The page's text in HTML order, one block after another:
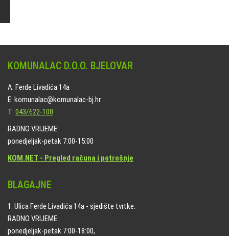
KOMUNALAC D.O.O. BJELOVAR
A: Ferde Livadića 14a
E: komunalac@komunalac-bj.hr
T: 043/622-100
RADNO VRIJEME:
ponedjeljak-petak 7:00-15:00
KOM.NET - Pregled računa i potrošnje
BLAGAJNE
1. Ulica Ferde Livadića 14a - sjedište tvrtke:
RADNO VRIJEME:
ponedjeljak-petak 7:00-18:00,